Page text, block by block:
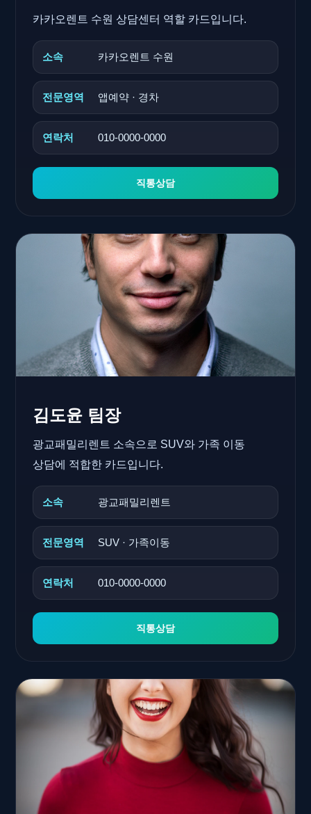
카카오렌트 수원 상담센터 역할 카드입니다.
소속 카카오렌트 수원
전문영역 앱예약 · 경차
연락처 010-0000-0000
직통상담
김도윤 팀장
광교패밀리렌트 소속으로 SUV와 가족 이동
상담에 적합한 카드입니다.
소속 광교패밀리렌트
전문영역 SUV · 가족이동
연락처 010-0000-0000
직통상담